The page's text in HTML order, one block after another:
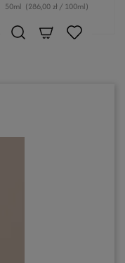
50ml (286,00 zł / 100ml)